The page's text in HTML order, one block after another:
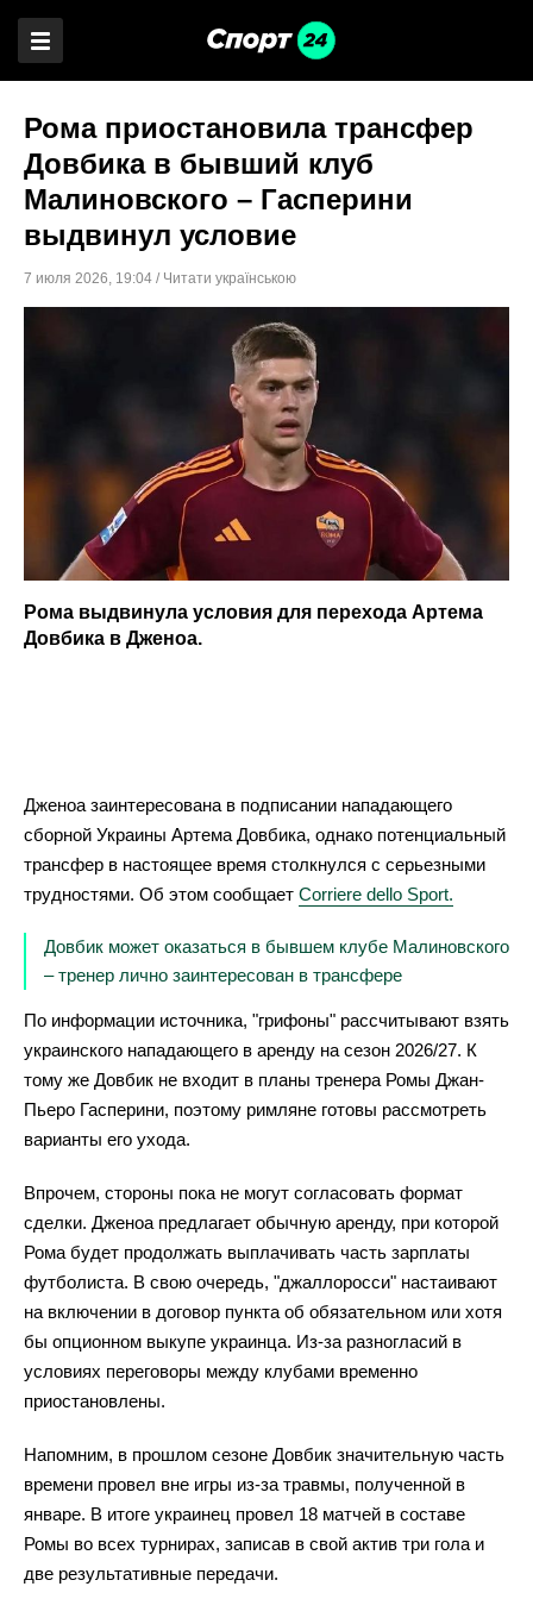
Рома приостановила трансфер
Довбика в бывший клуб
Малиновского – Гасперини
выдвинул условие
7 июля 2026, 19:04 / Читати українською
Рома выдвинула условия для перехода Артема
Довбика в Дженоа.
Дженоа заинтересована в подписании нападающего
сборной Украины Артема Довбика, однако потенциальный
трансфер в настоящее время столкнулся с серьезными
трудностями. Об этом сообщает Corriere dello Sport.
Довбик может оказаться в бывшем клубе Малиновского
– тренер лично заинтересован в трансфере
По информации источника, "грифоны" рассчитывают взять
украинского нападающего в аренду на сезон 2026/27. К
тому же Довбик не входит в планы тренера Ромы Джан-
Пьеро Гасперини, поэтому римляне готовы рассмотреть
варианты его ухода.
Впрочем, стороны пока не могут согласовать формат
сделки. Дженоа предлагает обычную аренду, при которой
Рома будет продолжать выплачивать часть зарплаты
футболиста. В свою очередь, "джаллоросси" настаивают
на включении в договор пункта об обязательном или хотя
бы опционном выкупе украинца. Из-за разногласий в
условиях переговоры между клубами временно
приостановлены.
Напомним, в прошлом сезоне Довбик значительную часть
времени провел вне игры из-за травмы, полученной в
январе. В итоге украинец провел 18 матчей в составе
Ромы во всех турнирах, записав в свой актив три гола и
две результативные передачи.